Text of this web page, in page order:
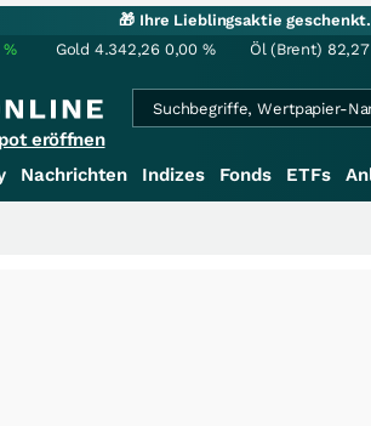
🎁 Ihre Lieblingsaktie
% Gold 4.342,26 0,00 % Öl (Brent) 82,27
eröffnen
Nachrichten Indizes Fonds ETFs